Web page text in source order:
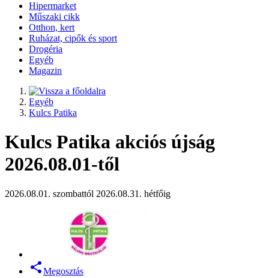
Hipermarket
Műszaki cikk
Otthon, kert
Ruházat, cipők és sport
Drogéria
Egyéb
Magazin
Egyéb
Kulcs Patika
Kulcs Patika akciós újság
2026.08.01-től
2026.08.01. szombattól 2026.08.31. hétfőig
Megosztás